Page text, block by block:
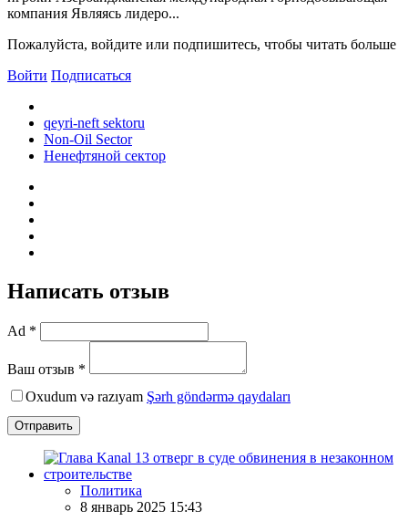
компания Являясь лидеро...
Пожалуйста, войдите или подпишитесь, чтобы читать больше
Войти Подписаться
qeyri-neft sektoru
Non-Oil Sector
Ненефтяной сектор
Написать отзыв
Ad *
Ваш отзыв *
Oxudum və razıyam Şərh göndərmə qaydaları
Отправить
Политика
8 январь 2025 15:43